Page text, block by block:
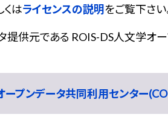
くはライセンスの説明をご覧下さい
提供元である ROIS-DS人文学オ
ープンデータ共同利用センター